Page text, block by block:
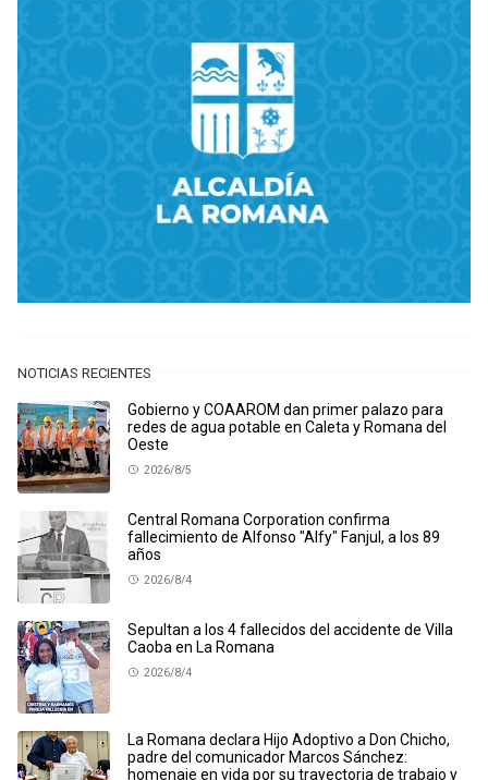
NOTICIAS RECIENTES
Gobierno y COAAROM dan primer palazo para
redes de agua potable en Caleta y Romana del
Oeste
2026/8/5
Central Romana Corporation confirma
fallecimiento de Alfonso "Alfy" Fanjul, a los 89
años
2026/8/4
Sepultan a los 4 fallecidos del accidente de Villa
Caoba en La Romana
2026/8/4
La Romana declara Hijo Adoptivo a Don Chicho,
padre del comunicador Marcos Sánchez:
homenaje en vida por su trayectoria de trabajo y